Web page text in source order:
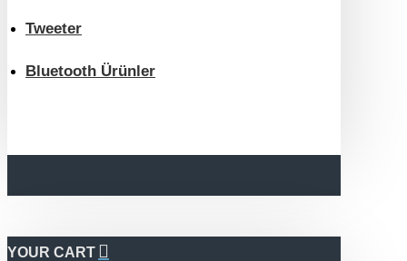
Tweeter
Bluetooth Ürünler
YOUR CART